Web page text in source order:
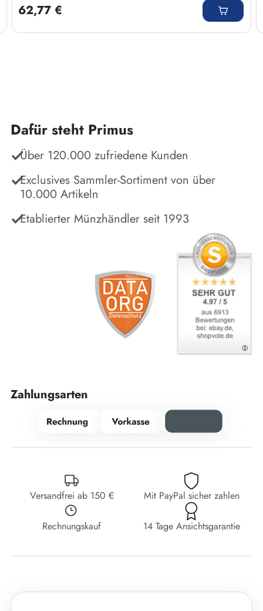
62,77 €
Dafür steht Primus
Über 120.000 zufriedene Kunden
Exclusives Sammler-Sortiment von über
10.000 Artikeln
Etablierter Münzhändler seit 1993
Zahlungsarten
Versandfrei ab 150 € Mit PayPal sicher zahlen
Rechnungskauf 14 Tage Ansichtsgarantie